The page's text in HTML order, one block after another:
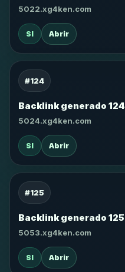
5022.xg4ken.com
SI Abrir
#124
Backlink generado 124
5024.xg4ken.com
SI Abrir
#125
Backlink generado 125
5053.xg4ken.com
SI Abrir